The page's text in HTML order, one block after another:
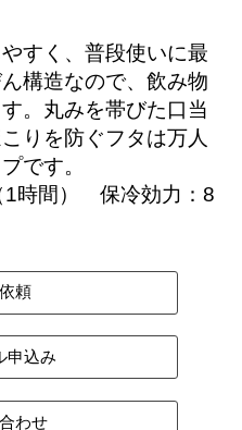
すく、普段使いに最
構造なので、飲み物
。丸みを帯びた口当
りを防ぐフタは万人
です。
1時間） 保冷効力：8